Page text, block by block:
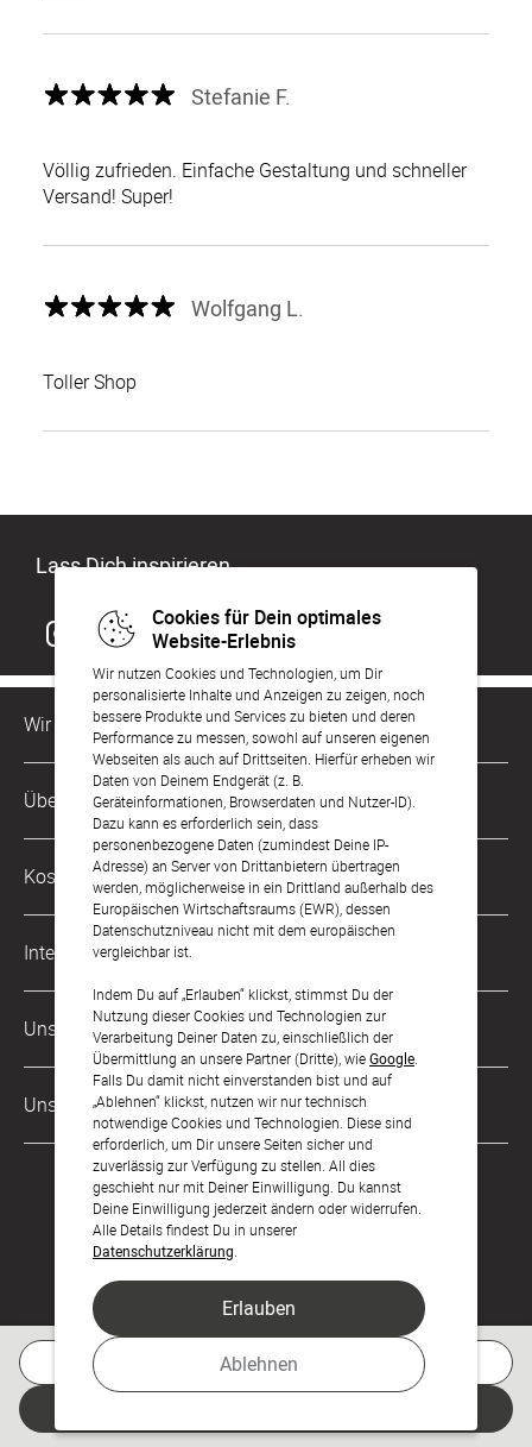
Cookies für Dein optimales
Website-Erlebnis
Wir nutzen Cookies und Technologien, um Dir
personalisierte Inhalte und Anzeigen zu zeigen, noch
bessere Produkte und Services zu bieten und deren
Performance zu messen, sowohl auf unseren eigenen
Webseiten als auch auf Drittseiten. Hierfür erheben wir
Daten von Deinem Endgerät (z. B.
Geräteinformationen, Browserdaten und Nutzer-ID).
Dazu kann es erforderlich sein, dass
personenbezogene Daten (zumindest Deine IP-
Adresse) an Server von Drittanbietern übertragen
werden, möglicherweise in ein Drittland außerhalb des
Europäischen Wirtschaftsraums (EWR), dessen
Datenschutzniveau nicht mit dem europäischen
vergleichbar ist.
Indem Du auf „Erlauben“ klickst, stimmst Du der
Nutzung dieser Cookies und Technologien zur
Verarbeitung Deiner Daten zu, einschließlich der
Übermittlung an unsere Partner (Dritte), wieGoogle
Falls Du damit nicht einverstanden bist und auf
„Ablehnen“ klickst, nutzen wir nur technisch
notwendige Cookies und Technologien. Diese sind
erforderlich, um Dir unsere Seiten sicher und
zuverlässig zur Verfügung zu stellen. All dies
geschieht nur mit Deiner Einwilligung. Du kannst
Deine Einwilligung jederzeit ändern oder widerrufen.
Alle Details findest Du in unserer
Datenschutzerklärung
Ablehnen
Erlauben
Kostenlose Musterkarte
Stefanie F.
Völlig zufrieden. Einfache Gestaltung und schneller
Versand! Super!
Wolfgang L.
Toller Shop
Lass Dich inspirieren
Wir sind für Dich da
Kundenservice-Hotline
0221 956 725 10
Mo. - Fr. von 9 bis 17 Uhr
kontakt@sendmoments.de
Über Uns
Philosophie
Karriere
Impressum
AGB & Widerrufsrecht
Zahlung & Versand
Datenschutz
Barrierefreiheitserklärung
LLM's
Kostenlose Services
Musterkarten
Digitale Gästelisten
FAQ & Hilfe
International
Österreich
Schweiz
Frankreich
Unsere Zahlungsarten
Unsere Partner
Feier den Moment.